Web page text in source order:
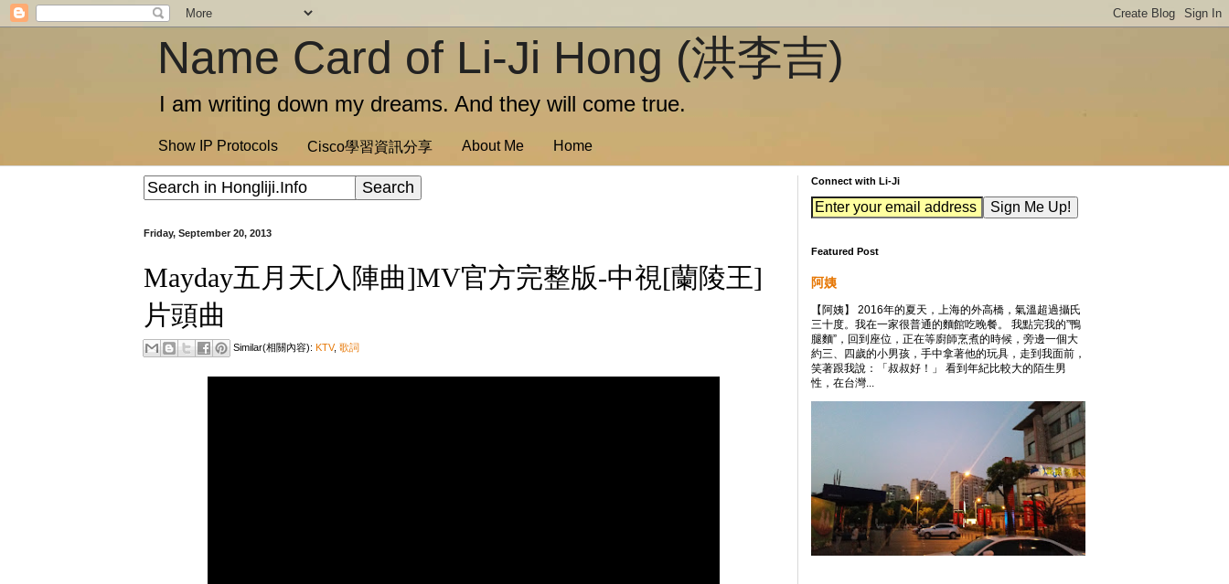
Name Card of Li-Ji Hong (洪李吉)
I am writing down my dreams. And they will come true.
Show IP Protocols Cisco學習資訊分享 About Me Home
Friday, September 20, 2013
Mayday五月天[入陣曲]MV官方完整版-中視[蘭陵王]
片頭曲
Similar(相關內容): KTV, 歌詞
Connect with Li-Ji
Featured Post
阿姨
【阿姨】 2016年的夏天，上海的外高橋，氣溫超過攝氏
三十度。我在一家很普通的麵館吃晚餐。 我點完我的”鴨
腿麵”，回到座位，正在等廚師烹煮的時候，旁邊一個大
約三、四歲的小男孩，手中拿著他的玩具，走到我面前，
笑著跟我說：「叔叔好！」 看到年紀比較大的陌生男
性，在台灣...